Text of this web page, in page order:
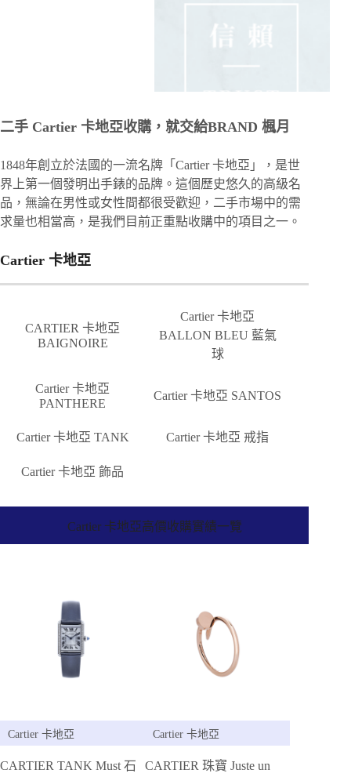
二手 Cartier 卡地亞收購，就交給BRAND 楓月
1848年創立於法國的一流名牌「Cartier 卡地亞」，是世
界上第一個發明出手錶的品牌。這個歷史悠久的高級名
品，無論在男性或女性間都很受歡迎，二手市場中的需
求量也相當高，是我們目前正重點收購中的項目之一。
Cartier 卡地亞
CARTIER 卡地亞
BAIGNOIRE
Cartier 卡地亞
BALLON BLEU 藍氣
球
Cartier 卡地亞
PANTHERE
Cartier 卡地亞 SANTOS
Cartier 卡地亞 TANK Cartier 卡地亞 戒指
Cartier 卡地亞 飾品
Cartier 卡地亞高價收購實績一覽
Cartier 卡地亞
CARTIER TANK Must 石
Cartier 卡地亞
CARTIER 珠寶 Juste un